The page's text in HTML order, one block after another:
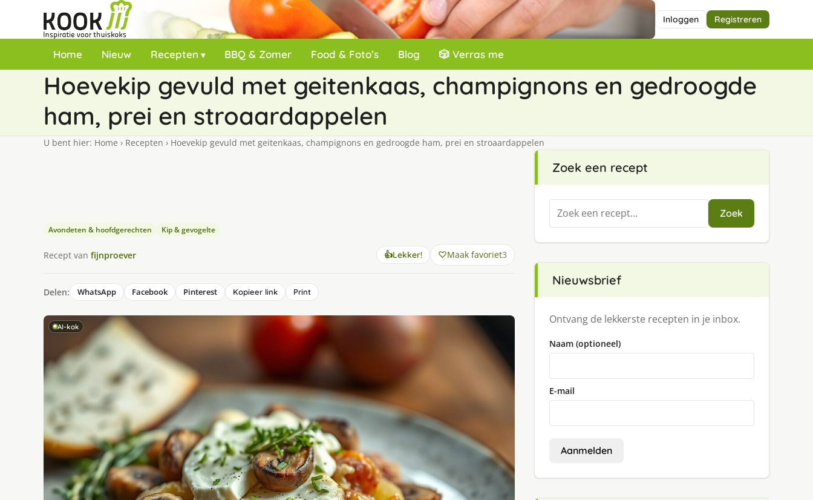
Inloggen Registreren
Home Nieuw Recepten BBQ & Zomer Food & Foto’s Blog 🎲 Verras me
Hoevekip gevuld met geitenkaas, champignons en gedroogde
ham, prei en stroaardappelen
U bent hier: Home › Recepten › Hoevekip gevuld met geitenkaas, champignons en gedroogde ham, prei en stroaardappelen
Avondeten & hoofdgerechten Kip & gevogelte
Recept van fijnproever 👍Lekker! Maak favoriet3
Delen: WhatsApp Facebook Pinterest Kopieer link Print
AI-kok
Zoek een recept
Zoeken
naar:
Zoek
Nieuwsbrief
Ontvang de lekkerste recepten in je inbox.
Naam (optioneel)
E-mail
Aanmelden